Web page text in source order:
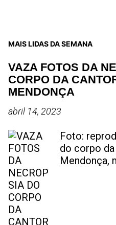
MAIS LIDAS DA SEMANA
VAZA FOTOS DA
CORPO DA
MENDONÇA
abril 14, 2023
Foto:
do corpo
Mendonça,
foram